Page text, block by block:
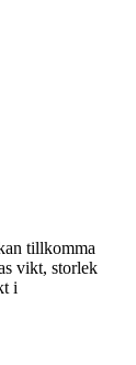
tillkomma
vikt, storlek
i